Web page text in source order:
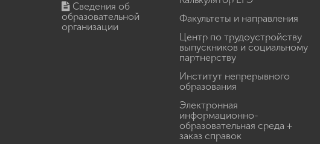
Сведения об
образовательной
организации
Факультеты и направления
Центр по трудоустройству
выпускников и социальному
партнерству
Институт непрерывного
образования
Электронная
информационно-
образовательная среда +
заказ справок